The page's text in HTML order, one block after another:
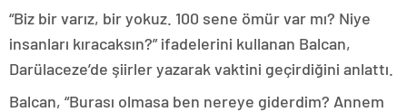
“Biz bir varız, bir yokuz. 100 sene ömür var mı? Niye
insanları kıracaksın?” ifadelerini kullanan Balcan,
Darülaceze’de şiirler yazarak vaktini geçirdiğini anlattı.
Balcan, “Burası olmasa ben nereye giderdim? Annem